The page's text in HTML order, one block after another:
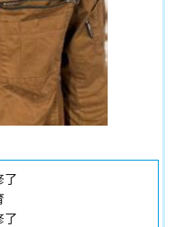
了
了